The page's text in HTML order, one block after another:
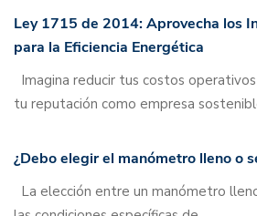
Ley 1715 de 2014: Aprovecha los
para la Eficiencia Energética
Imagina reducir tus costos
tu reputación como empresa
¿Debo elegir el manómetro lleno o
La elección entre un manómetro